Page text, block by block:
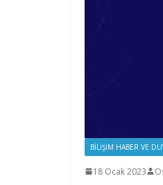
BILIŞIM HABER VE
18 Ocak 2023